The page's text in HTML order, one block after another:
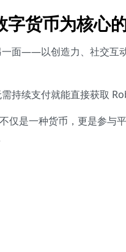
货币为核心
面——以创造力、社交互
持续支付就能直接获取
仅是一种货币，更是参与